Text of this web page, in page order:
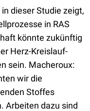
dieser Studie zeigt,
in RAS
könnte zukünftig
Herz-Kreislauf-
sein. Macheroux:
wir die
Stoffes
Arbeiten dazu sind